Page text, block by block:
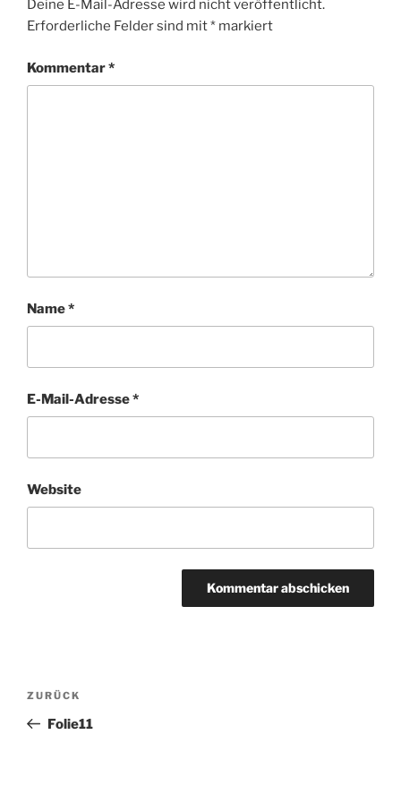
Deine E-Mail-Adresse wird nicht veröffentlicht.
Erforderliche Felder sind mit* markiert
Kommentar*
Name*
E-Mail-Adresse*
Website
Beitragsnavigation
Vorheriger
Beitrag
ZURÜCK
Folie11